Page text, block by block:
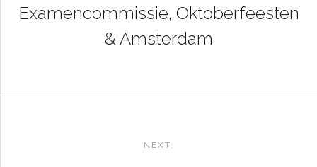
Examencommissie, Oktoberfeesten
& Amsterdam
NEXT: